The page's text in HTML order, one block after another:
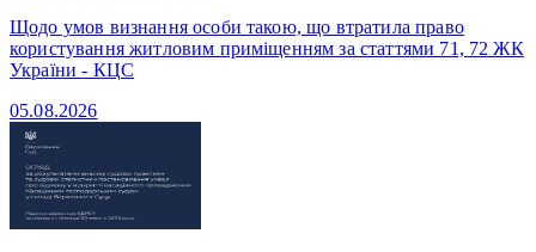
Щодо умов визнання особи такою, що втратила право
користування житловим приміщенням за статтями 71, 72 ЖК
України - КЦС
05.08.2026